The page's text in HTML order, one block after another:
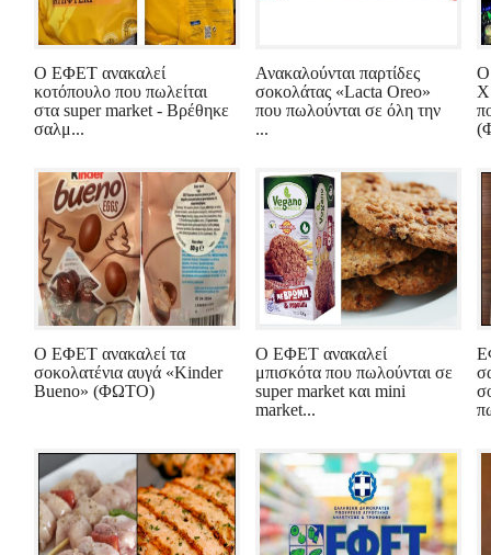
Ο ΕΦΕΤ ανακαλεί
κοτόπουλο που πωλείται
στα super market - Βρέθηκε
σαλμ...
Ανακαλούνται παρτίδες
σοκολάτας «Lacta Oreo»
που πωλούνται σε όλη την
...
Ο
Ο ΕΦΕΤ ανακαλεί τα
σοκολατένια αυγά «Kinder
Bueno» (ΦΩΤΟ)
Ο ΕΦΕΤ ανακαλεί
μπισκότα που πωλούνται σε
super market και mini
market...